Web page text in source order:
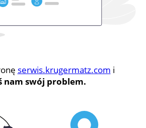
serwis.krugermatz.com i
nam swój problem.